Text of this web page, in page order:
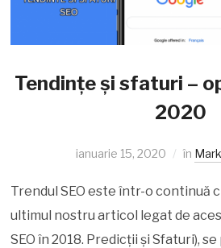
Tendințe și sfaturi –
2020
ianuarie 15, 2020 în
Trendul SEO este într-o continuă
ultimul nostru articol legat de
SEO în 2018. Predicții și Sfaturi),